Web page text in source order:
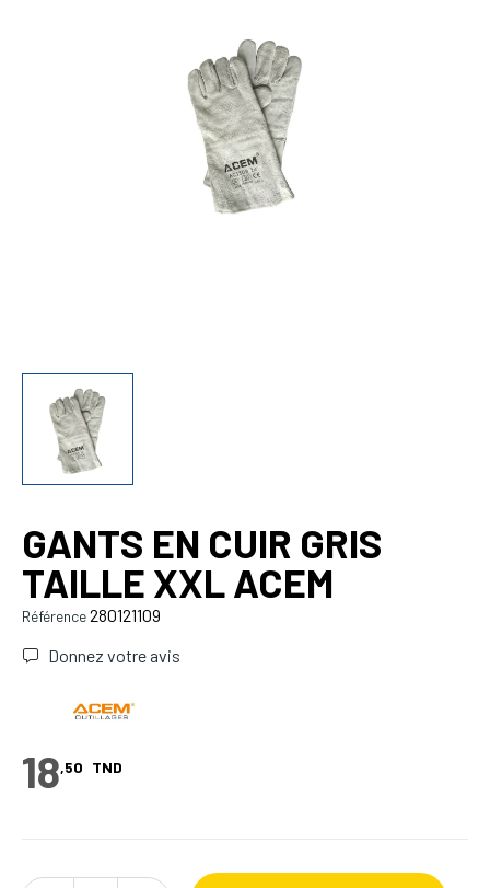
GANTS EN CUIR GRIS
TAILLE XXL ACEM
Référence280121109
Donnez votre avis
18,50 TND